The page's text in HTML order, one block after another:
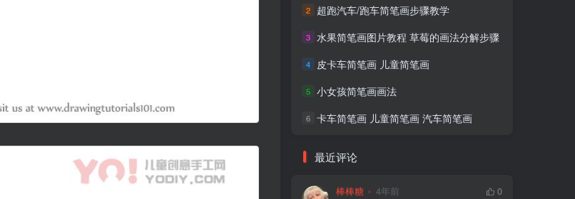
2 超跑汽车/跑车简笔画步骤教学
3 水果简笔画图片教程 草莓的画法分解步骤
4 皮卡车简笔画 儿童简笔画
5 小女孩简笔画画法
6 卡车简笔画 儿童简笔画 汽车简笔画
最近评论
棒棒糖 4年前
0